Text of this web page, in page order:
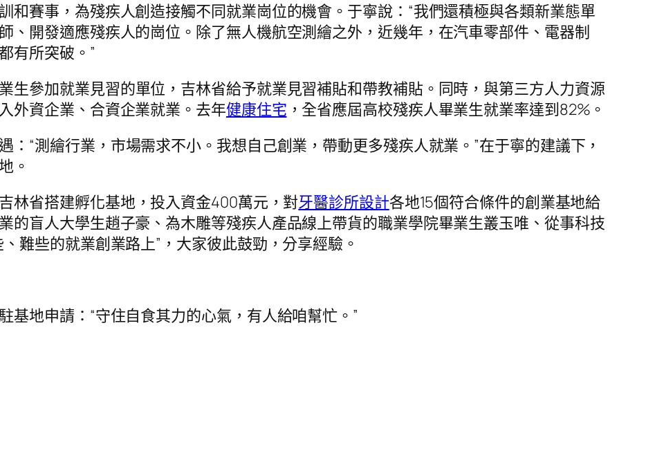
和賽事，為殘疾人創造接觸不同就業崗位的機會。于寧說：“我們還積極與各類新業態單
、開發適應殘疾人的崗位。除了無人機航空測繪之外，近幾年，在汽車零部件、電器制
有所突破。”
生參加就業見習的單位，吉林省給予就業見習補貼和帶教補貼。同時，與第三方人力資源
外資企業、合資企業就業。去年健康住宅 ，全省應屆高校殘疾人畢業生就業率達到82%。
：“測繪行業，市場需求不小。我想自己創業，帶動更多殘疾人就業。”在于寧的建議下，
。
林省搭建孵化基地，投入資金400萬元，對牙醫診所設計各地15個符合條件的創業基地給
的盲人大學生趙子豪、為木雕等殘疾人產品線上帶貨的職業學院畢業生叢玉唯、從事科技
難些的就業創業路上”，大家彼此鼓勁，分享經驗。
基地申請：“守住自食其力的心氣，有人給咱幫忙。”